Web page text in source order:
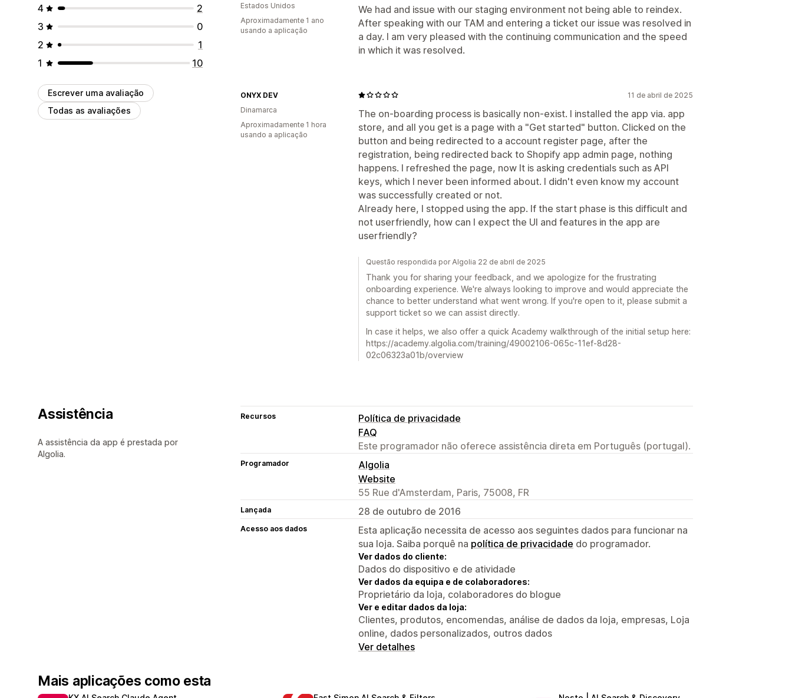
4
2
3
0
2
1
1
10
Escrever uma avaliação
Todas as avaliações
We had and issue with our staging environment not being able to reindex.
After speaking with our TAM and entering a ticket our issue was resolved in
a day. I am very pleased with the continuing communication and the speed
in which it was resolved.
Estados Unidos
Aproximadamente 1 ano
usando a aplicação
11 de abril de 2025
The on-boarding process is basically non-exist. I installed the app via. app
store, and all you get is a page with a "Get started" button. Clicked on the
button and being redirected to a account register page, after the
registration, being redirected back to Shopify app admin page, nothing
happens. I refreshed the page, now It is asking credentials such as API
keys, which I never been informed about. I didn't even know my account
was successfully created or not.
Already here, I stopped using the app. If the start phase is this difficult and
not userfriendly, how can I expect the UI and features in the app are
userfriendly?
ONYX DEV
Dinamarca
Aproximadamente 1 hora
usando a aplicação
Questão respondida por Algolia 22 de abril de 2025
Thank you for sharing your feedback, and we apologize for the frustrating
onboarding experience. We're always looking to improve and would appreciate the
chance to better understand what went wrong. If you're open to it, please submit a
support ticket so we can assist directly.
In case it helps, we also offer a quick Academy walkthrough of the initial setup here:
https://academy.algolia.com/training/49002106-065c-11ef-8d28-
02c06323a01b/overview
Assistência
A assistência da app é prestada por
Algolia.
Recursos
Política de privacidade
FAQ
Este programador não oferece assistência direta em Português (portugal).
Programador
Algolia
Website
55 Rue d'Amsterdam, Paris, 75008, FR
Lançada 28 de outubro de 2016
Acesso aos dados
Esta aplicação necessita de acesso aos seguintes dados para funcionar na
sua loja. Saiba porquê na política de privacidade do programador.
Ver dados do cliente:
Dados do dispositivo e de atividade
Ver dados da equipa e de colaboradores:
Proprietário da loja, colaboradores do blogue
Ver e editar dados da loja:
Clientes, produtos, encomendas, análise de dados da loja, empresas, Loja
online, dados personalizados, outros dados
Ver detalhes
Mais aplicações como esta